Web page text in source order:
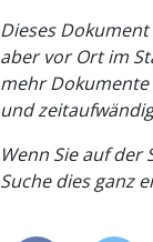
Dieses
aber vor Ort im
mehr
und
Wenn Sie auf der
Suche dies ganz